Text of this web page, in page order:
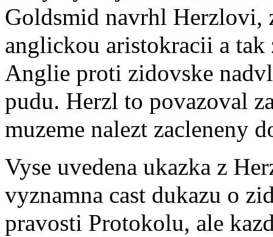
Goldsmid navrhl Herzlovi,
anglickou aristokracii a
Anglie proti zidovske
pudu. Herzl to povazoval
muzeme nalezt zacleneny
Vyse uvedena ukazka z
vyznamna cast dukazu o
pravosti Protokolu, ale